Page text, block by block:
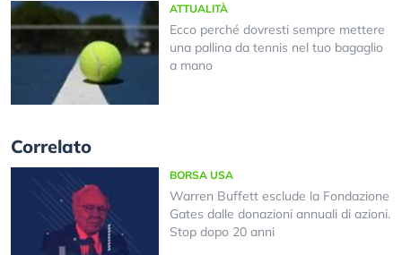
ATTUALITÀ
Ecco perché dovresti sempre mettere
una pallina da tennis nel tuo bagaglio
a mano
Correlato
BORSA USA
Warren Buffett esclude la Fondazione
Gates dalle donazioni annuali di azioni.
Stop dopo 20 anni